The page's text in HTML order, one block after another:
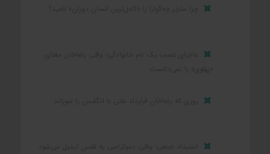
چرا سارتر چه‌گوارا را «کامل‌ترین انسان دوران» نامید؟
ماجرای غصب یک نام خانوادگی؛ وقتی رضاخان معنای
«پهلوی» را نمی‌دانست